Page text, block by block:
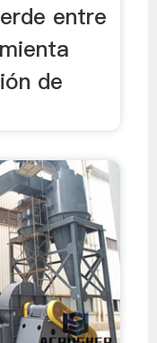
entre
de